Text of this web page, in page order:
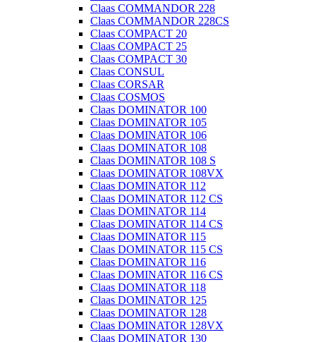
Claas COMMANDOR 228
Claas COMMANDOR 228CS
Claas COMPACT 20
Claas COMPACT 25
Claas COMPACT 30
Claas CONSUL
Claas CORSAR
Claas COSMOS
Claas DOMINATOR 100
Claas DOMINATOR 105
Claas DOMINATOR 106
Claas DOMINATOR 108
Claas DOMINATOR 108 S
Claas DOMINATOR 108VX
Claas DOMINATOR 112
Claas DOMINATOR 112 CS
Claas DOMINATOR 114
Claas DOMINATOR 114 CS
Claas DOMINATOR 115
Claas DOMINATOR 115 CS
Claas DOMINATOR 116
Claas DOMINATOR 116 CS
Claas DOMINATOR 118
Claas DOMINATOR 125
Claas DOMINATOR 128
Claas DOMINATOR 128VX
Claas DOMINATOR 130